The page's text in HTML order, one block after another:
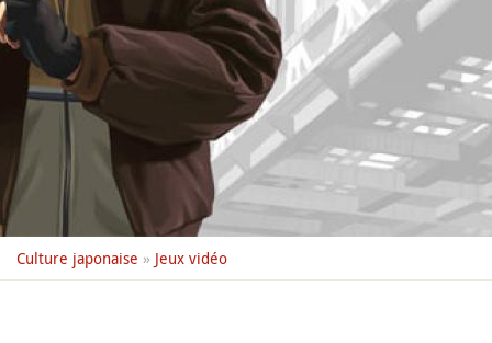
Culture japonaise » Jeux vidéo